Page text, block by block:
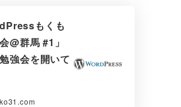
もくも
@群馬 #1」
強会を開いて